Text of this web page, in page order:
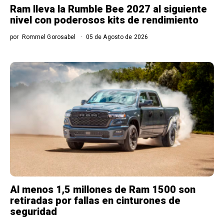
Ram lleva la Rumble Bee 2027 al siguiente
nivel con poderosos kits de rendimiento
por Rommel Gorosabel 05 de Agosto de 2026
Al menos 1,5 millones de Ram 1500 son
retiradas por fallas en cinturones de
seguridad